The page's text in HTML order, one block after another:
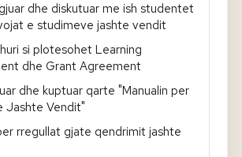
dhe diskutuar me ish studentet
e studimeve jashte vendit
si plotesohet Learning
dhe Grant Agreement
dhe kuptuar qarte "Manualin per
Jashte Vendit"
rregullat gjate qendrimit jashte